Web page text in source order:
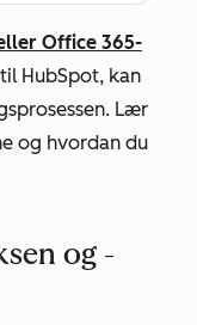
Office 365-
HubSpot, kan
Lær
og hvordan du
og -